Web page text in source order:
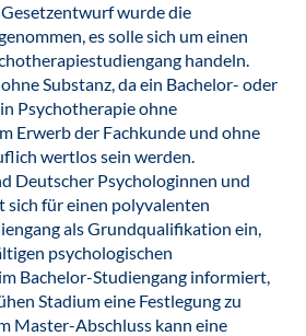
wurde die
es solle sich um einen
handeln.
Substanz, da ein Bachelor- oder
Psychotherapie ohne
Erwerb der Fachkunde und ohne
wertlos sein werden.
Deutscher Psychologinnen und
sich für einen polyvalenten
als Grundqualifikation ein,
psychologischen
Bachelor-Studiengang informiert,
Stadium eine Festlegung zu
Master-Abschluss kann eine